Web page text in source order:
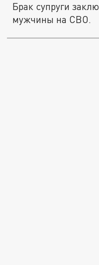
Брак супруги
мужчины на СВО.